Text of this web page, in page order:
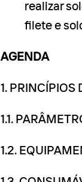
realizar
filete e
AGENDA
1. PRINCÍPIOS
1.1.
1.2.